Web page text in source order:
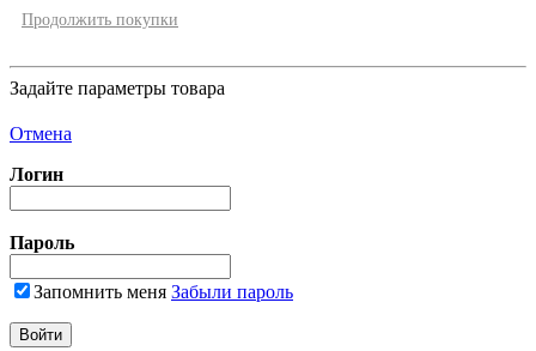
Продолжить покупки
Задайте параметры товара
Отмена
Логин
Пароль
Запомнить меня Забыли пароль